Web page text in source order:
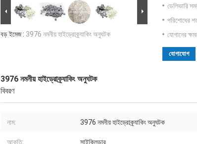
বড় ইমেজ : 3976 নমনীয় হাইড্রোক্র্যাকিং অনুঘটক
ডেলিভারি
পরিশোধের
যোগানের
যোগাযোগ
3976 নমনীয় হাইড্রোক্র্যাকিং অনুঘটক
বিবরণ
নাম: 3976 নমনীয় হাইড্রোক্র্যাকিং অনুঘটক
আকৃতি: সাইক্লিন্ডার